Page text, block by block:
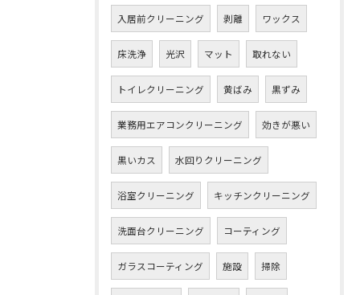
入居前クリーニング 剥離 ワックス
床洗浄 光沢 マット 取れない
トイレクリーニング 黄ばみ 黒ずみ
業務用エアコンクリーニング 効きが悪い
黒いカス 水回りクリーニング
浴室クリーニング キッチンクリーニング
洗面台クリーニング コーティング
ガラスコーティング 施設 掃除